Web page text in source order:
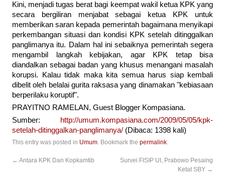
Kini, menjadi tugas berat bagi keempat wakil ketua KPK yang
secara bergiliran menjabat sebagai ketua KPK untuk
memberikan saran kepada pemerintah bagaimana menyikapi
perkembangan situasi dan kondisi KPK setelah ditinggalkan
panglimanya itu. Dalam hal ini sebaiknya pemerintah segera
mengambil langkah kebijakan, agar KPK tetap bisa
diandalkan sebagai badan yang khusus menangani masalah
korupsi. Kalau tidak maka kita semua harus siap kembali
dibelit oleh belalai gurita raksasa yang dinamakan "kebiasaan
berperilaku koruptif".
PRAYITNO RAMELAN, Guest Blogger Kompasiana.
Sumber:
http://umum.kompasiana.com/2009/05/05/kpk-
setelah-ditinggalkan-panglimanya/ (Dibaca: 1398 kali)
This entry was posted in Umum. Bookmark the permalink.
← Antara KPK Dan Kopkamtib
Survei FISIP UI, Prabowo Pesaing
Ketat SBY →